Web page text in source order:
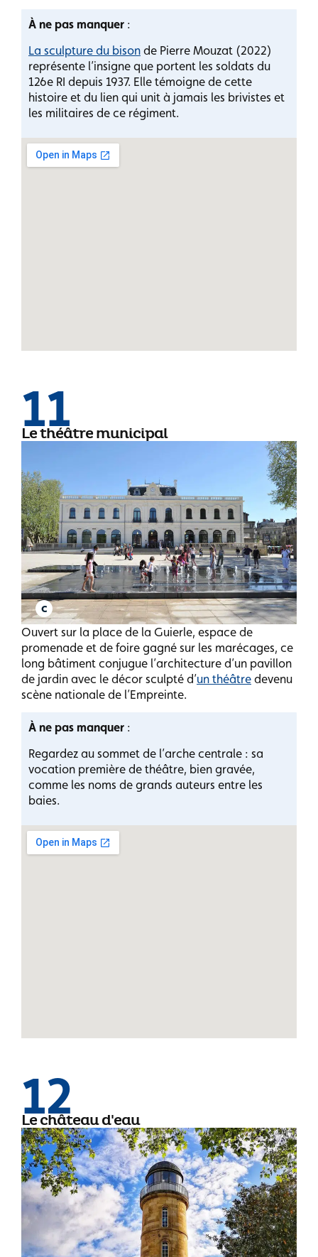
À ne pas manquer :
La sculpture du bison de Pierre Mouzat (2022)
représente l’insigne que portent les soldats du
126e RI depuis 1937. Elle témoigne de cette
histoire et du lien qui unit à jamais les brivistes et
les militaires de ce régiment.
11
Le théâtre municipal
Ouvert sur la place de la Guierle, espace de
promenade et de foire gagné sur les marécages, ce
long bâtiment conjugue l’architecture d’un pavillon
de jardin avec le décor sculpté d’un théâtre devenu
scène nationale de l’Empreinte.
À ne pas manquer :
Regardez au sommet de l’arche centrale : sa
vocation première de théâtre, bien gravée,
comme les noms de grands auteurs entre les
baies.
12
Le château d'eau